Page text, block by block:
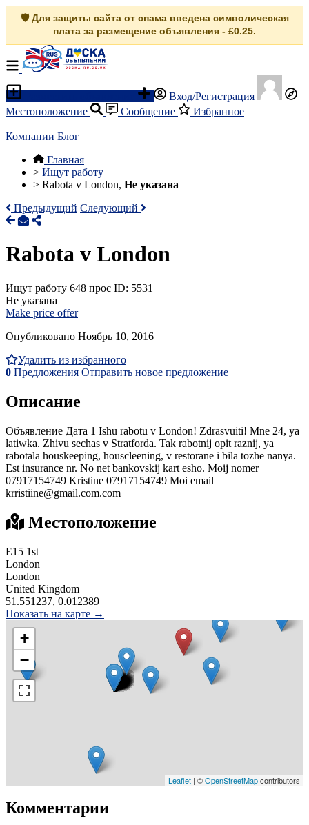
🛡️ Для защиты сайта от спама введена символическая
плата за размещение объявления - £0.25.
Вход/Регистрация
Местоположение
Сообщение Избранное
Компании Блог
Главная
> Ищут работу
> Rabota v London, Не указана
Предыдущий Следующий
Rabota v London
Ищут работу 648 прос ID: 5531
Не указана
Make price offer
Опубликовано Ноябрь 10, 2016
Удалить из избранного
0 Предложения Отправить новое предложение
Описание
Объявление Дата 1 Ishu rabotu v London! Zdrasvuiti! Mne 24, ya
latiwka. Zhivu sechas v Stratforda. Tak rabotnij opit raznij, ya
rabotala houskeeping, houscleening, v restorane i bila tozhe nanya.
Est insurance nr. No net bankovskij kart esho. Moij nomer
07917154749 Kristine 07917154749 Moi email
krristiine@gmail.com.com
Местоположение
E15 1st
London
London
United Kingdom
51.551237, 0.012389
Показать на карте →
+
−
Leaflet | ©OpenStreetMapcontributors
Комментарии